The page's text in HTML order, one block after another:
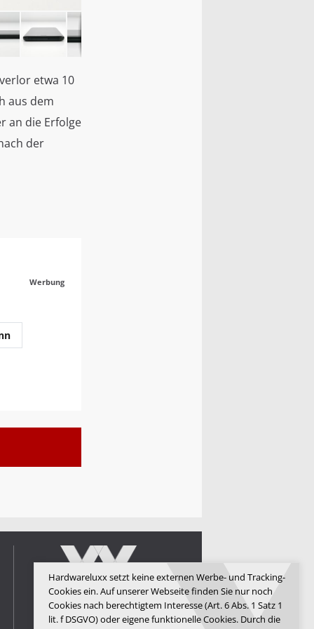
etwa 10
aus dem
an die Erfolge
der
Werbung
Hardwareluxx setzt keine externen Werbe- und Tracking-
Cookies ein. Auf unserer Webseite finden Sie nur noch
Cookies nach berechtigtem Interesse (Art. 6 Abs. 1 Satz 1
lit. f DSGVO) oder eigene funktionelle Cookies. Durch die
Hardwareluxx Media GmbH